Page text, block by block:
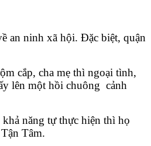
an ninh xã hội. Đặc biệt, quận
cắp, cha mẹ thì ngoại tình,
lên một hồi chuông cảnh
năng tự thực hiện thì họ
Tâm.